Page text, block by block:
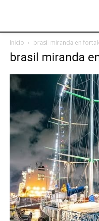
Inicio brasil miranda en
brasil miranda